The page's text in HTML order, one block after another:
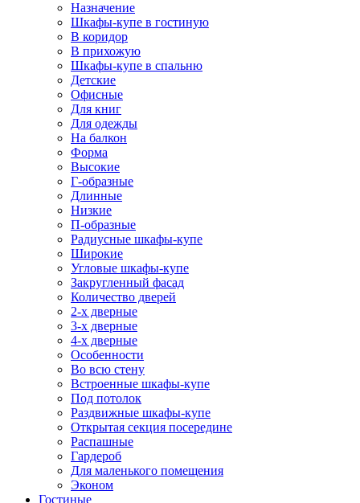
Назначение
Шкафы-купе в гостиную
В коридор
В прихожую
Шкафы-купе в спальню
Детские
Офисные
Для книг
Для одежды
На балкон
Форма
Высокие
Г-образные
Длинные
Низкие
П-образные
Радиусные шкафы-купе
Широкие
Угловые шкафы-купе
Закругленный фасад
Количество дверей
2-х дверные
3-х дверные
4-х дверные
Особенности
Во всю стену
Встроенные шкафы-купе
Под потолок
Раздвижные шкафы-купе
Открытая секция посередине
Распашные
Гардероб
Для маленького помещения
Эконом
Гостиные